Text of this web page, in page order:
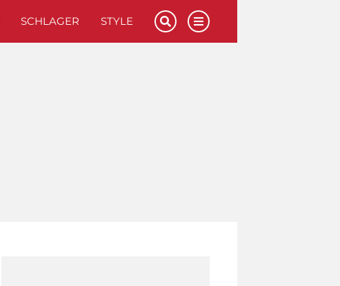
SCHLAGER STYLE